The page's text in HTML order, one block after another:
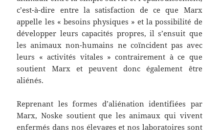
c’est-à-dire entre la satisfaction de ce que Marx
appelle les « besoins physiques » et la possibilité de
développer leurs capacités propres, il s’ensuit que
les animaux non-humains ne coïncident pas avec
leurs « activités vitales » contrairement à ce que
soutient Marx et peuvent donc également être
aliénés.
Reprenant les formes d’aliénation identifiées par
Marx, Noske soutient que les animaux qui vivent
enfermés dans nos élevages et nos laboratoires sont